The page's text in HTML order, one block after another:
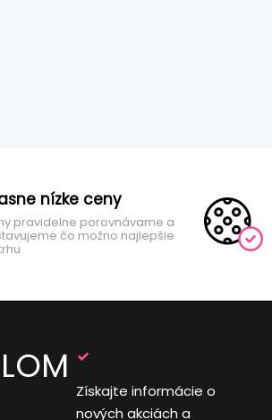
nízke ceny
pravidelne porovnávame a
čo možno najlepšie
Získajte informácie o
nových akciách a